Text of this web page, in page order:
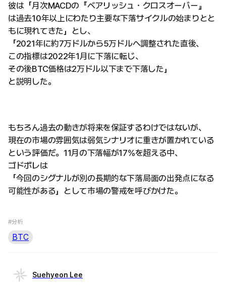
彼は「月次MACDの『ベアリッシュ・クロスオーバー』
は過去10年以上にわたり主要な下落サイクルの始まりとと
もに現れてきた」とし、
「2021年に約7万ドルから5万ドルへ調整された直後、
この指標は2022年1月に下落に転じ、
その後BTC価格は2万ドル以下まで下落した」
と説明した。
もちろん過去の動きが将来を保証するわけではないが、
現在の市場の雰囲気は弱気シナリオに重きが置かれている
という評価だ。11月の下落幅が17%を超える中、
ゴドボレは
「今回のシグナルが別の長期的な下落局面の出発点になる
可能性がある」として市場の警戒を呼びかけた。
#分析
BTC
Suehyeon Lee